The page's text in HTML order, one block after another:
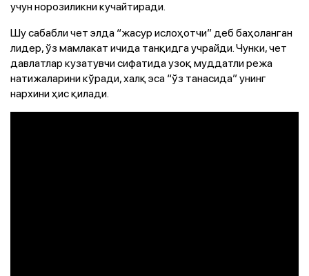
учун норозиликни кучайтиради.
Шу сабабли чет элда “жасур ислоҳотчи” деб баҳоланган
лидер, ўз мамлакат ичида танқидга учрайди. Чунки, чет
давлатлар кузатувчи сифатида узоқ муддатли режа
натижаларини кўради, халқ эса “ўз танасида” унинг
нархини ҳис қилади.